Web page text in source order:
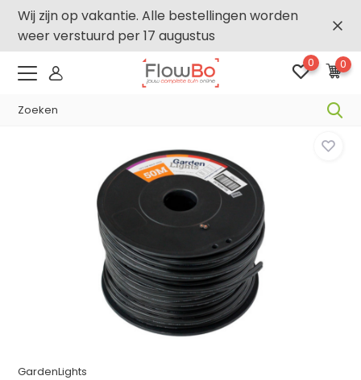
Wij zijn op vakantie. Alle bestellingen worden
weer verstuurd per 17 augustus
0 0
GardenLights